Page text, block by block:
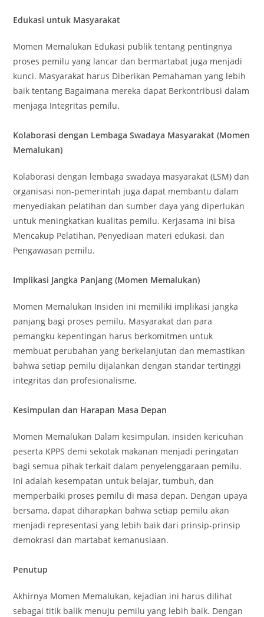
Edukasi untuk Masyarakat
Momen Memalukan Edukasi publik tentang pentingnya
proses pemilu yang lancar dan bermartabat juga menjadi
kunci. Masyarakat harus Diberikan Pemahaman yang lebih
baik tentang Bagaimana mereka dapat Berkontribusi dalam
menjaga Integritas pemilu.
Kolaborasi dengan Lembaga Swadaya Masyarakat (Momen
Memalukan)
Kolaborasi dengan lembaga swadaya masyarakat (LSM) dan
organisasi non-pemerintah juga dapat membantu dalam
menyediakan pelatihan dan sumber daya yang diperlukan
untuk meningkatkan kualitas pemilu. Kerjasama ini bisa
Mencakup Pelatihan, Penyediaan materi edukasi, dan
Pengawasan pemilu.
Implikasi Jangka Panjang (Momen Memalukan)
Momen Memalukan Insiden ini memiliki implikasi jangka
panjang bagi proses pemilu. Masyarakat dan para
pemangku kepentingan harus berkomitmen untuk
membuat perubahan yang berkelanjutan dan memastikan
bahwa setiap pemilu dijalankan dengan standar tertinggi
integritas dan profesionalisme.
Kesimpulan dan Harapan Masa Depan
Momen Memalukan Dalam kesimpulan, insiden kericuhan
peserta KPPS demi sekotak makanan menjadi peringatan
bagi semua pihak terkait dalam penyelenggaraan pemilu.
Ini adalah kesempatan untuk belajar, tumbuh, dan
memperbaiki proses pemilu di masa depan. Dengan upaya
bersama, dapat diharapkan bahwa setiap pemilu akan
menjadi representasi yang lebih baik dari prinsip-prinsip
demokrasi dan martabat kemanusiaan.
Penutup
Akhirnya Momen Memalukan, kejadian ini harus dilihat
sebagai titik balik menuju pemilu yang lebih baik. Dengan